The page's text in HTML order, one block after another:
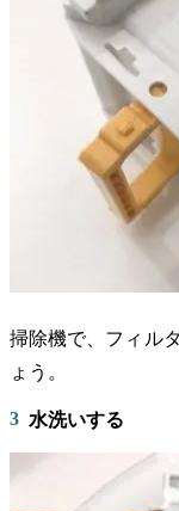
掃除機で、フィル
ょう。
3 水洗いする